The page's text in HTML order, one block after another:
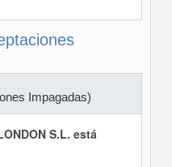
Impagadas)
S.L. está